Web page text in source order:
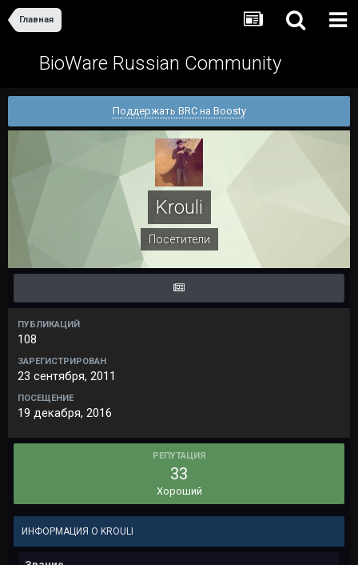
Главная
BioWare Russian Community
Поддержать BRC на Boosty
Krouli
Посетители
ПУБЛИКАЦИЙ
108
ЗАРЕГИСТРИРОВАН
23 сентября, 2011
ПОСЕЩЕНИЕ
19 декабря, 2016
РЕПУТАЦИЯ
33
Хороший
ИНФОРМАЦИЯ О KROULI